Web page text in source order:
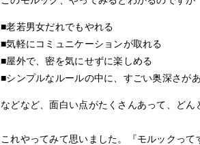
■老若男女だれでもやれる
■気軽にコミュニケーションが取れる
■屋外で、密を気にせずに楽しめる
■シンプルなルールの中に、すごい奥深さが
などなど、面白い点がたくさんあって、どん
これやってみて思いました。『モルックって